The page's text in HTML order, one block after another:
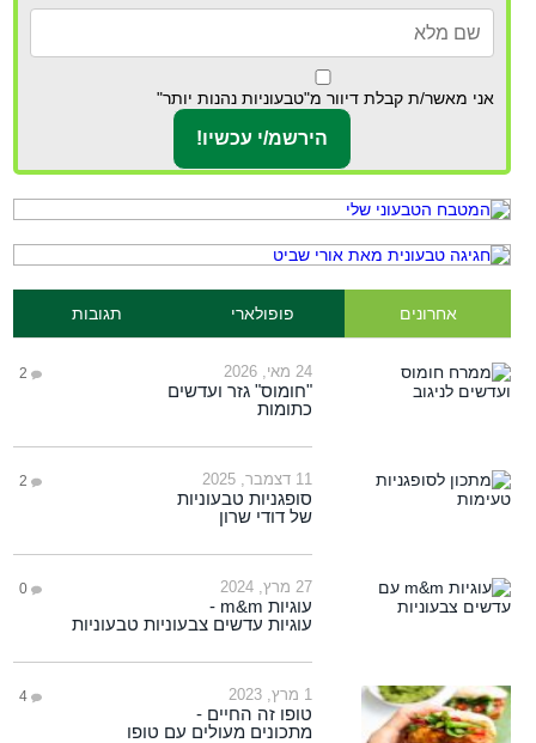
אני מאשר/ת קבלת דיוור מ"טבעוניות נהנות יותר"
אחרונים פופולארי תגובות
24 מאי, 2026 2
"חומוס" גזר ועדשים
כתומות
11 דצמבר, 2025 2
סופגניות טבעוניות
של דודי שרון
27 מרץ, 2024 0
עוגיות m&m -
עוגיות עדשים צבעוניות טבעוניות
1 מרץ, 2023 4
טופו זה החיים -
מתכונים מעולים עם טופו